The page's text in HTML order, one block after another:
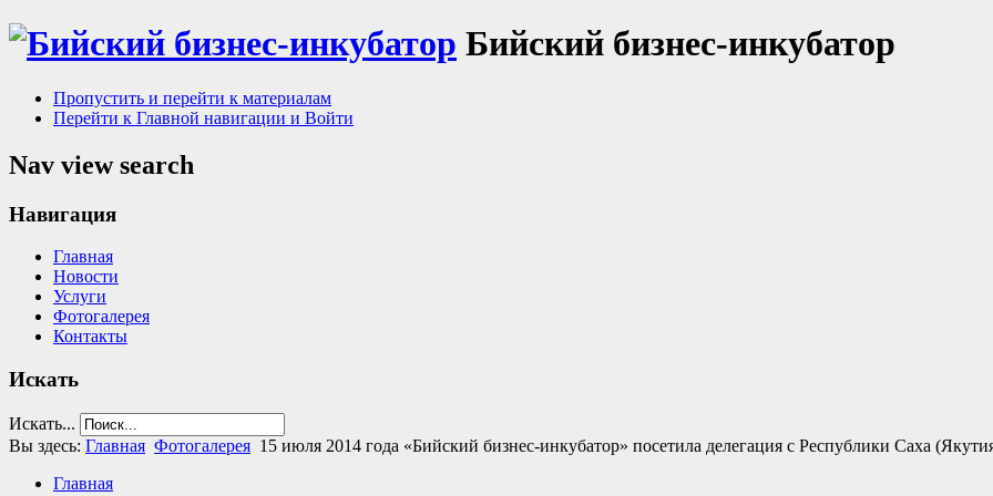
Бийский бизнес-инкубатор
Пропустить и перейти к материалам
Перейти к Главной навигации и Войти
Nav view search
Навигация
Главная
Новости
Услуги
Фотогалерея
Контакты
Искать
Искать...
Вы здесь: Главная Фотогалерея 15 июля 2014 года «Бийский бизнес-инкубатор» посетила делегация с Республики Саха
Главная